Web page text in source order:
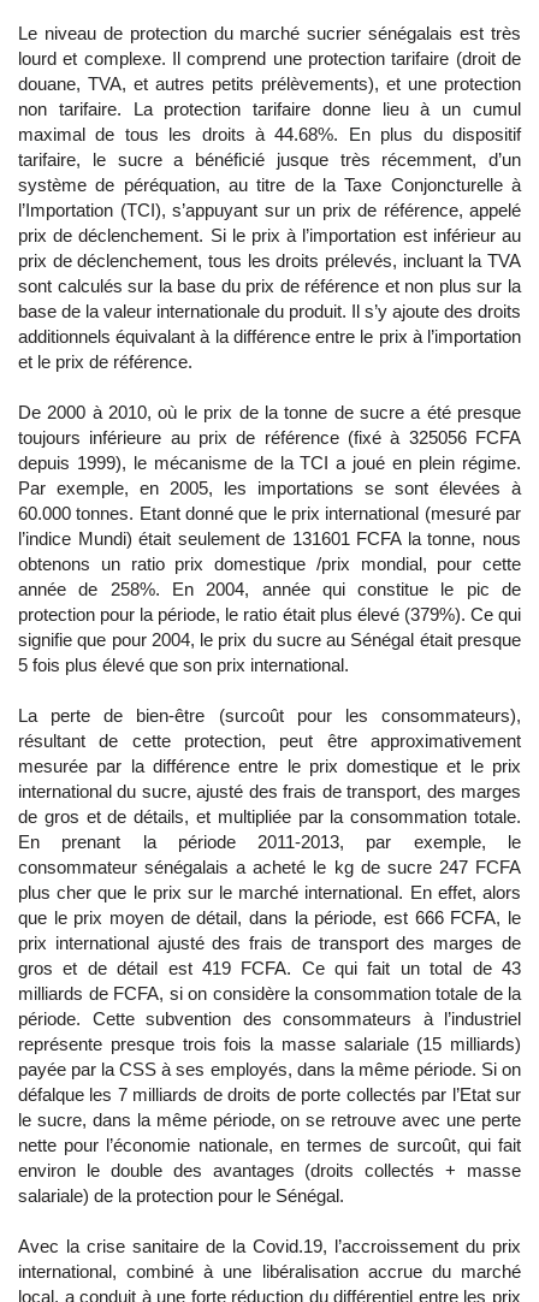
Le niveau de protection du marché sucrier sénégalais est très
lourd et complexe. Il comprend une protection tarifaire (droit de
douane, TVA, et autres petits prélèvements), et une protection
non tarifaire. La protection tarifaire donne lieu à un cumul
maximal de tous les droits à 44.68%. En plus du dispositif
tarifaire, le sucre a bénéficié jusque très récemment, d’un
système de péréquation, au titre de la Taxe Conjoncturelle à
l’Importation (TCI), s’appuyant sur un prix de référence, appelé
prix de déclenchement. Si le prix à l’importation est inférieur au
prix de déclenchement, tous les droits prélevés, incluant la TVA
sont calculés sur la base du prix de référence et non plus sur la
base de la valeur internationale du produit. Il s’y ajoute des droits
additionnels équivalant à la différence entre le prix à l’importation
et le prix de référence.
De 2000 à 2010, où le prix de la tonne de sucre a été presque
toujours inférieure au prix de référence (fixé à 325056 FCFA
depuis 1999), le mécanisme de la TCI a joué en plein régime.
Par exemple, en 2005, les importations se sont élevées à
60.000 tonnes. Etant donné que le prix international (mesuré par
l’indice Mundi) était seulement de 131601 FCFA la tonne, nous
obtenons un ratio prix domestique /prix mondial, pour cette
année de 258%. En 2004, année qui constitue le pic de
protection pour la période, le ratio était plus élevé (379%). Ce qui
signifie que pour 2004, le prix du sucre au Sénégal était presque
5 fois plus élevé que son prix international.
La perte de bien-être (surcoût pour les consommateurs),
résultant de cette protection, peut être approximativement
mesurée par la différence entre le prix domestique et le prix
international du sucre, ajusté des frais de transport, des marges
de gros et de détails, et multipliée par la consommation totale.
En prenant la période 2011-2013, par exemple, le
consommateur sénégalais a acheté le kg de sucre 247 FCFA
plus cher que le prix sur le marché international. En effet, alors
que le prix moyen de détail, dans la période, est 666 FCFA, le
prix international ajusté des frais de transport des marges de
gros et de détail est 419 FCFA. Ce qui fait un total de 43
milliards de FCFA, si on considère la consommation totale de la
période. Cette subvention des consommateurs à l’industriel
représente presque trois fois la masse salariale (15 milliards)
payée par la CSS à ses employés, dans la même période. Si on
défalque les 7 milliards de droits de porte collectés par l’Etat sur
le sucre, dans la même période, on se retrouve avec une perte
nette pour l’économie nationale, en termes de surcoût, qui fait
environ le double des avantages (droits collectés + masse
salariale) de la protection pour le Sénégal.
Avec la crise sanitaire de la Covid.19, l’accroissement du prix
international, combiné à une libéralisation accrue du marché
local, a conduit à une forte réduction du différentiel entre les prix